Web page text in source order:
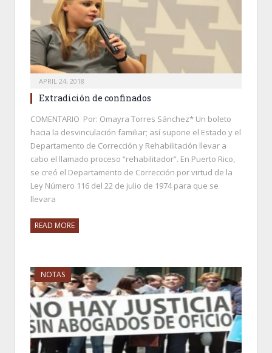
APRIL 24, 2018
Extradición de confinados
COMENTARIO Por: Omayra Torres Sánchez* Un boleto
hacia la desvinculación familiar; así supone el Estado y el
Departamento de Corrección y Rehabilitación llevar a
cabo el llamado proceso “rehabilitador”. En Puerto Rico,
se creó el Departamento de Corrección por virtud de la
Ley Número 116 del 22 de julio de 1974 para que se
llevara
READ MORE
NOTAS